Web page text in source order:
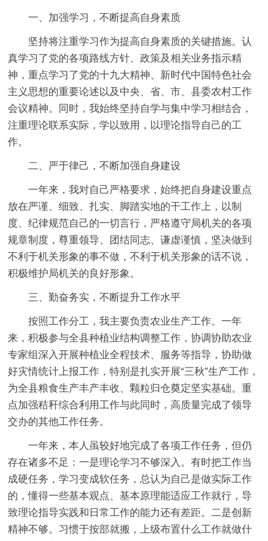
一、加强学习，不断提高自身素质
坚持将注重学习作为提高自身素质的关键措施。认
真学习了党的各项路线方针、政策及相关业务指示精
神，重点学习了党的十九大精神、新时代中国特色社会
主义思想的重要论述以及中央、省、市、县委农村工作
会议精神。同时，我始终坚持自学与集中学习相结合，
注重理论联系实际，学以致用，以理论指导自己的工
作。
二、严于律己，不断加强自身建设
一年来，我对自己严格要求，始终把自身建设重点
放在严谨、细致、扎实、脚踏实地的干工作上，以制
度、纪律规范自己的一切言行，严格遵守局机关的各项
规章制度，尊重领导、团结同志、谦虚谨慎，坚决做到
不利于机关形象的事不做，不利于机关形象的话不说，
积极维护局机关的良好形象。
三、勤奋务实，不断提升工作水平
按照工作分工，我主要负责农业生产工作。一年
来，积极参与全县种植业结构调整工作，协调协助农业
专家组深入开展种植业全程技术、服务等指导，协助做
好灾情统计上报工作，特别是扎实开展“三秋”生产工作，
为全县粮食生产丰产丰收、颗粒归仓奠定坚实基础。重
点加强秸秆综合利用工作与此同时，高质量完成了领导
交办的其他工作任务。
一年来，本人虽较好地完成了各项工作任务，但仍
存在诸多不足：一是理论学习不够深入。有时把工作当
成硬任务，学习变成软任务，总认为自己是做实际工作
的，懂得一些基本观点、基本原理能适应工作就行，导
致理论指导实践和日常工作的能力还有差距。 二是创新
精神不够。 习惯于按部就搬，上级布置什么工作就做什